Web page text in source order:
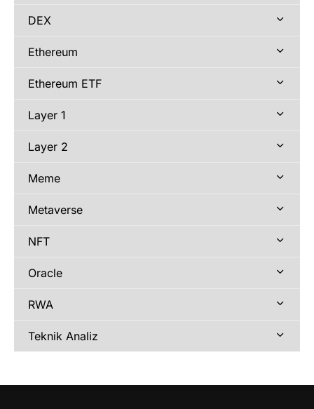
DEX
Ethereum
Ethereum ETF
Layer 1
Layer 2
Meme
Metaverse
NFT
Oracle
RWA
Teknik Analiz